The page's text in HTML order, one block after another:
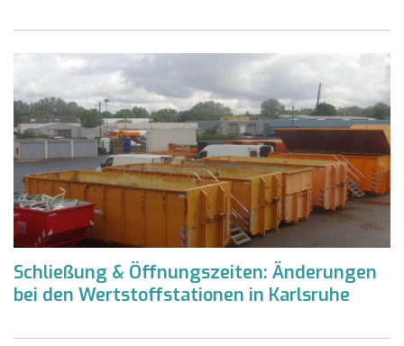
Schließung & Öffnungszeiten: Änderungen
bei den Wertstoffstationen in Karlsruhe